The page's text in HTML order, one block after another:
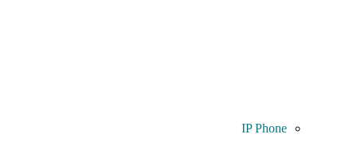
IP Phone